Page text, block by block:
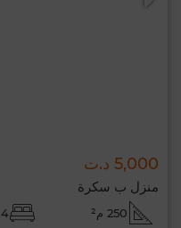
5,000 د.ت
منزل ب سكرة
250 م² 4 غرف